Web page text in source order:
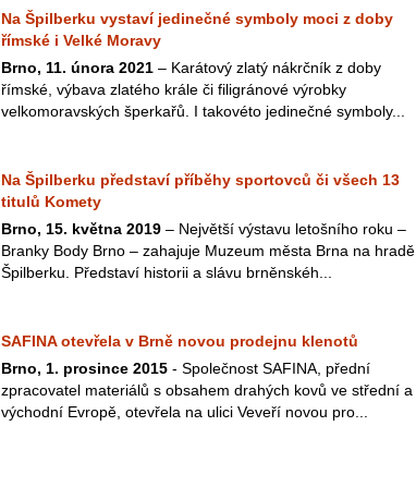
Na Špilberku vystaví jedinečné symboly moci z doby
římské i Velké Moravy
Brno, 11. února 2021 – Karátový zlatý nákrčník z doby
římské, výbava zlatého krále či filigránové výrobky
velkomoravských šperkařů. I takovéto jedinečné symboly...
Na Špilberku představí příběhy sportovců či všech 13
titulů Komety
Brno, 15. května 2019 – Největší výstavu letošního roku –
Branky Body Brno – zahajuje Muzeum města Brna na hradě
Špilberku. Představí historii a slávu brněnskéh...
SAFINA otevřela v Brně novou prodejnu klenotů
Brno, 1. prosince 2015 - Společnost SAFINA, přední
zpracovatel materiálů s obsahem drahých kovů ve střední a
východní Evropě, otevřela na ulici Veveří novou pro...